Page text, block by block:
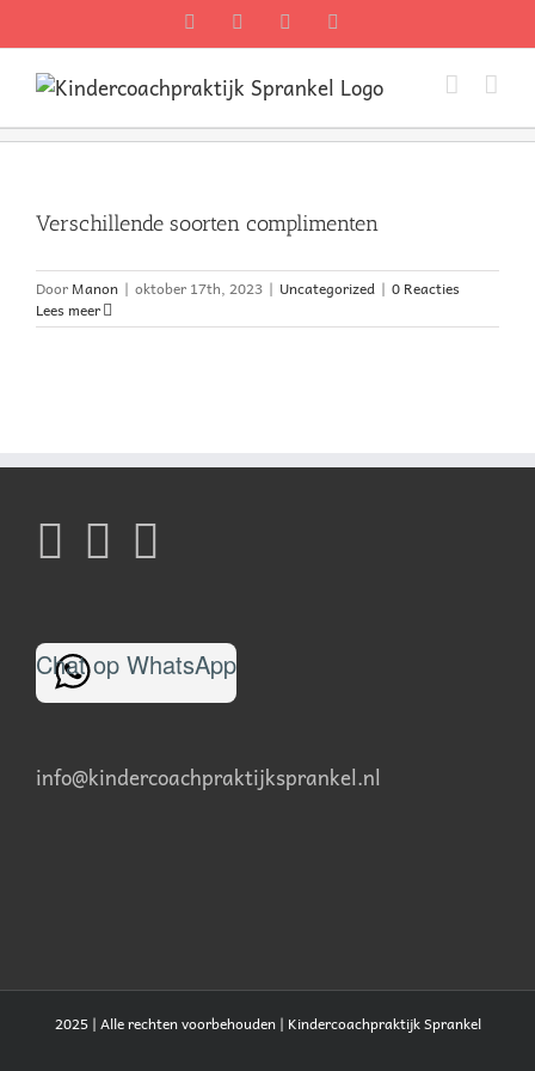
naar
inhoud
FacebookTwitter Instagram
Verschillende soorten complimenten
Door Manon | oktober 17th, 2023 | Uncategorized | 0 Reacties
Lees meer
Chat op WhatsApp
info@kindercoachpraktijksprankel.nl
2025 | Alle rechten voorbehouden | Kindercoachpraktijk Sprankel